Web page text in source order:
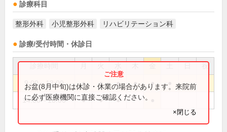
診療科目
整形外科 小児整形外科 リハビリテーション科
診療/受付時間・休診日
祝
9:00～13:00 ● ● ● ● ●
14:00～18:00 ● ● ●
お盆(8月中旬)は休診・休業の場合があります。来院前
に必ず医療機関に直接ご確認ください。
×閉じる